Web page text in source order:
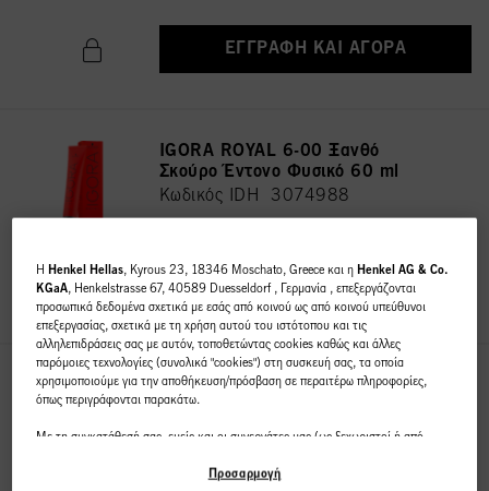
ΕΓΓΡΑΦΉ ΚΑΙ ΑΓΟΡΆ
IGORA ROYAL 6-00 Ξανθό
Σκούρο Έντονο Φυσικό 60 ml
Κωδικός IDH 3074988
ΕΓΓΡΑΦΉ ΚΑΙ ΑΓΟΡΆ
IGORA ROYAL 7-00 Ξανθό
Μεσαίο Έντονο Φυσικό 60 ml
Κωδικός IDH 3075030
H Henkel Hellas, Kyrous 23, 18346 Moschato, Greece και η Henkel AG & Co.
KGaA, Henkelstrasse 67, 40589 Duesseldorf , Γερμανία , επεξεργάζονται
προσωπικά δεδομένα σχετικά με εσάς από κοινού ως από κοινού υπεύθυνοι
επεξεργασίας, σχετικά με τη χρήση αυτού του ιστότοπου και τις
αλληλεπιδράσεις σας με αυτόν, τοποθετώντας cookies καθώς και άλλες
παρόμοιες τεχνολογίες (συνολικά "cookies") στη συσκευή σας, τα οποία
χρησιμοποιούμε για την αποθήκευση/πρόσβαση σε περαιτέρω πληροφορίες,
όπως περιγράφονται παρακάτω.
Με τη συγκατάθεσή σας, εμείς και οι συνεργάτες μας (ως ξεχωριστοί ή από
δεδομένων που παραπέμπει στο υποσέλιδο, ενότητα "Cookies, Pixel,
Προσαρμογή